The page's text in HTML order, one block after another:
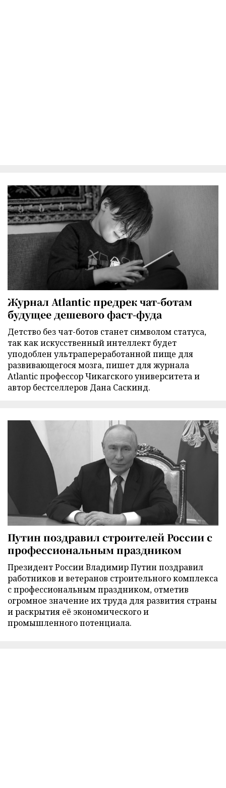
Журнал Atlantic предрек чат-ботам
будущее дешевого фаст-фуда
Детство без чат-ботов станет символом статуса,
так как искусственный интеллект будет
уподоблен ультрапереработанной пище для
развивающегося мозга, пишет для журнала
Atlantic профессор Чикагского университета и
автор бестселлеров Дана Саскинд.
Путин поздравил строителей России с
профессиональным праздником
Президент России Владимир Путин поздравил
работников и ветеранов строительного комплекса
с профессиональным праздником, отметив
огромное значение их труда для развития страны
и раскрытия её экономического и
промышленного потенциала.